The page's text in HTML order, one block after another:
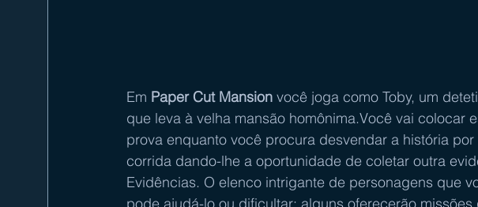
Em Paper Cut Mansion você joga como Toby, um
que leva à velha mansão homônima.Você vai colocar
prova enquanto você procura desvendar a história
corrida dando-lhe a oportunidade de coletar outra
Evidências. O elenco intrigante de personagens que
pode ajudá-lo ou dificultar: alguns oferecerão